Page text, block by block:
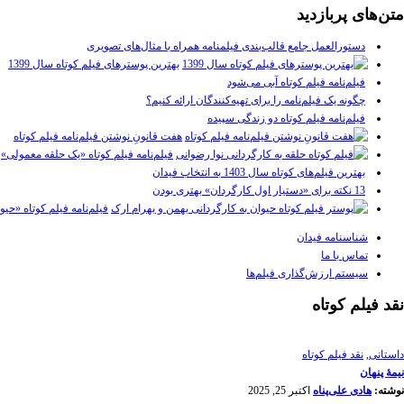
متن‌های پربازدید
دستورالعمل جامع قالب‌بندی فیلمنامه همراه با مثال‌های تصویری
بهترین پوسترهای فیلم کوتاه سال 1399
فیلم‌نامه فیلم کوتاه آبی می‌شود
چگونه یک فیلم‌نامه را برای تهیه‌کنندگان ارائه کنیم؟
فیلم‌نامه فیلم کوتاه دو زندگی سپیده
هفت قانونِ نوشتن فیلم‌نامه فیلم کوتاه
فیلم‌نامه فیلم کوتاه «یک حلقه معمولی»
بهترین فیلم‌های کوتاه سال 1403 به انتخاب فیدان
13 نکته برای «دستیار اول کارگردان» بهتری بودن
فیلم‌نامه فیلم کوتاه
شناسنامه فیدان
تماس با ما
سیستم ارزش‌گذاری فیلم‌ها
نقد فیلم کوتاه
داستانی, نقد فیلم کوتاه
نیمۀ پنهان
نوشته: هادی علی‌پناه اکتبر 25, 2025